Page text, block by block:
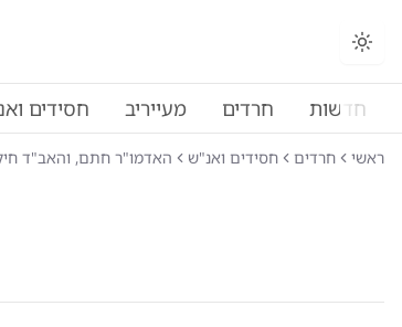
חדשות חרדים מעייריב חסידים
ראשי חרדים חסידים ואנ"ש האדמו"ר חתם, והאב"ד